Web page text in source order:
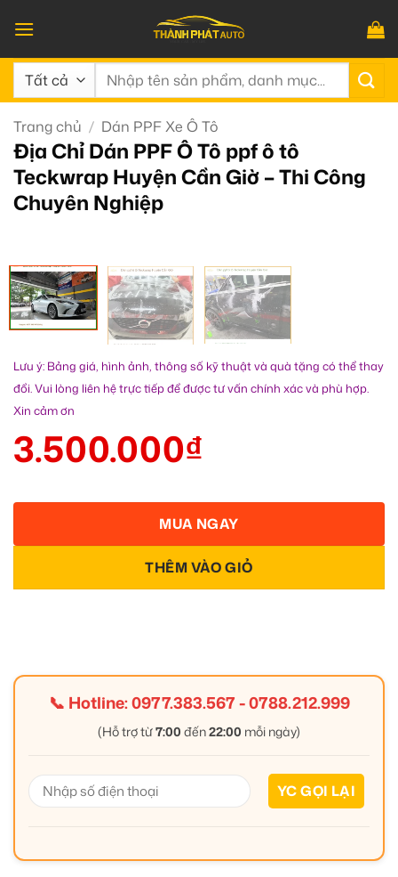
qua
nội
dung
Tìm
Trang chủ / Dán PPF Xe Ô Tô
Địa Chỉ Dán PPF Ô Tô ppf ô tô
Teckwrap Huyện Cần Giờ – Thi Công
Chuyên Nghiệp
Lưu ý: Bảng giá, hình ảnh, thông số kỹ thuật và quà tặng có thể thay
đổi. Vui lòng liên hệ trực tiếp để được tư vấn chính xác và phù hợp.
Xin cảm ơn
3.500.000₫
THÊM VÀO GIỎ
MUA NGAY
📞 Hotline:0977.383.567-0788.212.999
(Hỗ trợ từ7:00 đến22:00 mỗi ngày)